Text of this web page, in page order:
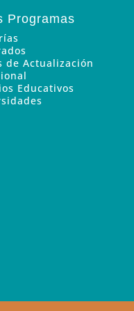
Programas
de Actualización
Educativos